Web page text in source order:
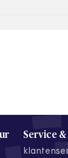
Service